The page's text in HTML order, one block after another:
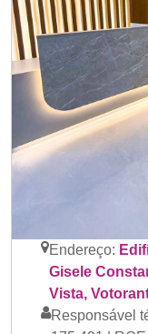
Endereço:
Gisele
Vista,
Responsável